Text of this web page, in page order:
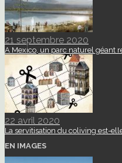
21 septembre 2020
A Mexico, un parc naturel géant
22 avril 2020
La servitisation du coliving est-
EN IMAGES